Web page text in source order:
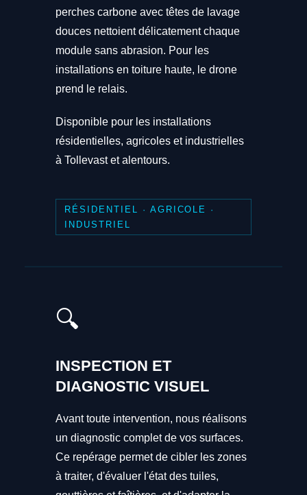
perches carbone avec têtes de lavage
douces nettoient délicatement chaque
module sans abrasion. Pour les
installations en toiture haute, le drone
prend le relais.
Disponible pour les installations
résidentielles, agricoles et industrielles
à Tollevast et alentours.
RÉSIDENTIEL · AGRICOLE ·
INDUSTRIEL
🔍
INSPECTION ET
DIAGNOSTIC VISUEL
Avant toute intervention, nous réalisons
un diagnostic complet de vos surfaces.
Ce repérage permet de cibler les zones
à traiter, d'évaluer l'état des tuiles,